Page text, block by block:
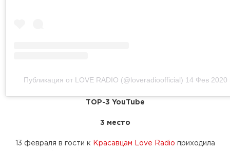
Публикация от LOVE RADIO (@loveradioofficial) 14 Фев 2020
TOP-3 YouTube
3 место
13 февраля в гости к Красавцам Love Radio приходила